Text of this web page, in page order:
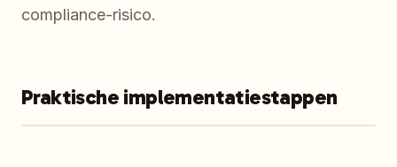
compliance-risico.
Praktische implementatiestappen